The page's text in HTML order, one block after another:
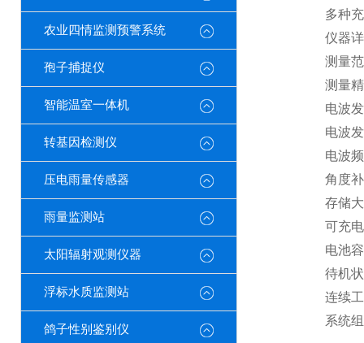
农业四情监测预警系统
孢子捕捉仪
智能温室一体机
转基因检测仪
压电雨量传感器
雨量监测站
太阳辐射观测仪器
浮标水质监测站
鸽子性别鉴别仪
多种充
仪器详
测量范
测量精
电波发
电波发
电波频
角度补
存储大
可充电
电池容
待机状
连续工
系统组